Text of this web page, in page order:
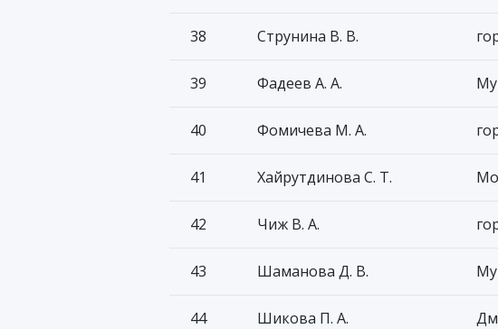
38 Струнина В. В.
39 Фадеев А. А.
40 Фомичева М. А.
41 Хайрутдинова С. Т.
42 Чиж В. А.
43 Шаманова Д. В.
44 Шикова П. А.